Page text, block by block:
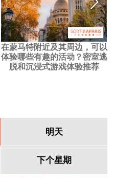
在蒙马特附近及其周边，可以
体验哪些有趣的活动？密室逃
脱和沉浸式游戏体验推荐
明天
下个星期